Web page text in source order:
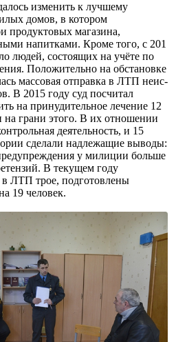
изменить к луч­шему
домов, в кото­ром
продуктовых мага­зина,
напитками. Кроме того, с 201
людей, состоящих на учёте по
Положительно на обстановке
массовая отправка в ЛТП неис­
В 2015 году суд посчи­тал
на принудительное лечение 12
грани этого. В их отношении
деятельность, и 15
сделали надлежащие выводы:
у милиции больше
В текущем году
в ЛТП трое, подготовлены
19 человек.